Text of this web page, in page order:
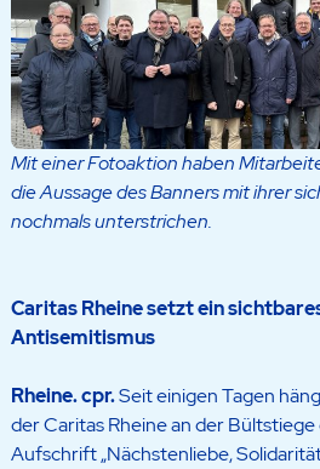
Mit einer Fotoaktion haben
die Aussage des Banners mit ihrer
nochmals unterstrichen.
Caritas Rheine setzt ein
Antisemitismus
Rheine. cpr.Seit einigen Tagen
der Caritas Rheine an der
Aufschrift „Nächstenliebe,